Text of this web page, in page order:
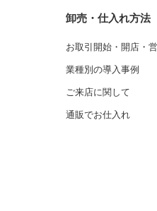
卸売・仕入れ方法
お取引開始・開店・
業種別の導入事例
ご来店に関して
通販でお仕入れ